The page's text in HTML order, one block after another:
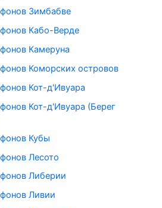
Зимбабве
Кабо-Верде
Камеруна
Коморских островов
Кот-д'Ивуара
Кот-д'Ивуара (Берег
Кубы
Лесото
Либерии
Ливии